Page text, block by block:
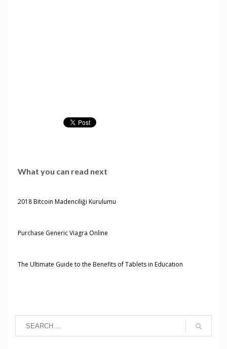
What you can read next
2018 Bitcoin Madenciliği Kurulumu
Purchase Generic Viagra Online
The Ultimate Guide to the Benefits of Tablets in Education